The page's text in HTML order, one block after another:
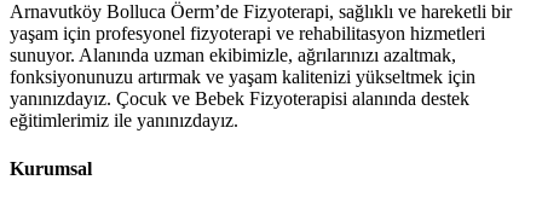
Arnavutköy Bolluca Öerm’de Fizyoterapi, sağlıklı ve hareketli bir
yaşam için profesyonel fizyoterapi ve rehabilitasyon hizmetleri
sunuyor. Alanında uzman ekibimizle, ağrılarınızı azaltmak,
fonksiyonunuzu artırmak ve yaşam kalitenizi yükseltmek için
yanınızdayız. Çocuk ve Bebek Fizyoterapisi alanında destek
eğitimlerimiz ile yanınızdayız.
Kurumsal